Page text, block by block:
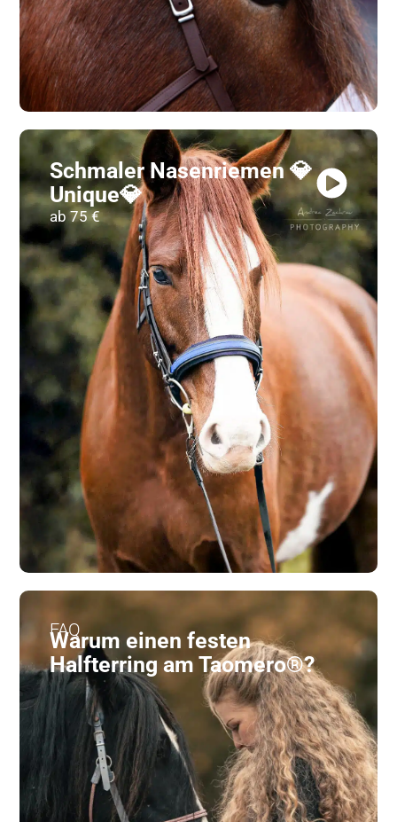
Schmaler Nasenriemen 💎
Unique💎
ab 75 €
FAQ
Warum einen festen
Halfterring am Taomero®?